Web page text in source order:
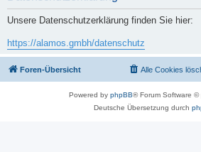
Unsere Datenschutzerklärung finden Sie hier:
https://alamos.gmbh/datenschutz
Foren-Übersicht Alle Cookies
Powered by phpBB® Forum Software ©
Deutsche Übersetzung durch